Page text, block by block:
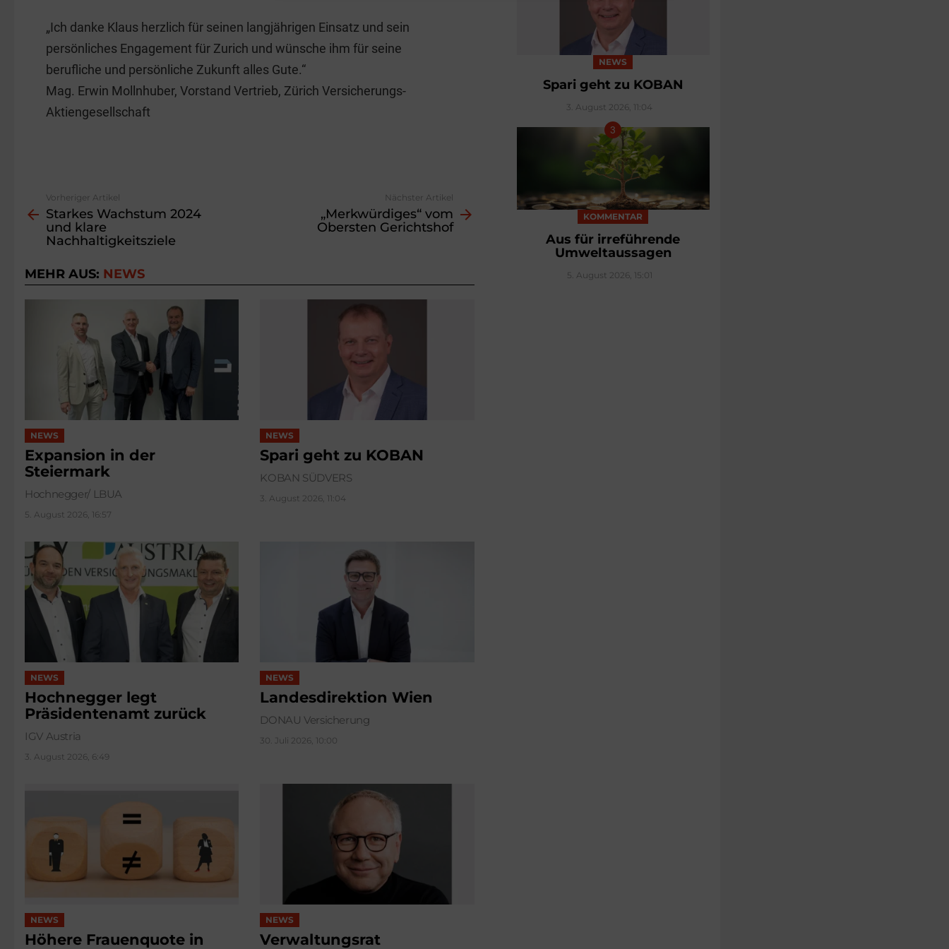
„Ich danke Klaus herzlich für seinen langjährigen Einsatz und sein
persönliches Engagement für Zurich und wünsche ihm für seine
berufliche und persönliche Zukunft alles Gute.“
Mag. Erwin Mollnhuber, Vorstand Vertrieb, Zürich Versicherungs-
Aktiengesellschaft
more
Vorheriger Artikel
Starkes Wachstum 2024
und klare
Nachhaltigkeitsziele
Nächster Artikel
„Merkwürdiges“ vom
Obersten Gerichtshof
MEHR AUS: NEWS
NEWS
Expansion in der
Steiermark
Hochnegger/ LBUA
5. August 2026, 16:57
NEWS
Spari geht zu KOBAN
KOBAN SÜDVERS
3. August 2026, 11:04
NEWS
Hochnegger legt
Präsidentenamt zurück
IGV Austria
3. August 2026, 6:49
NEWS
Landesdirektion Wien
DONAU Versicherung
30. Juli 2026, 10:00
NEWS
Höhere Frauenquote in
NEWS
Verwaltungsrat
NEWS
Spari geht zu KOBAN
3. August 2026, 11:04
KOMMENTAR
Aus für irreführende
Umweltaussagen
5. August 2026, 15:01